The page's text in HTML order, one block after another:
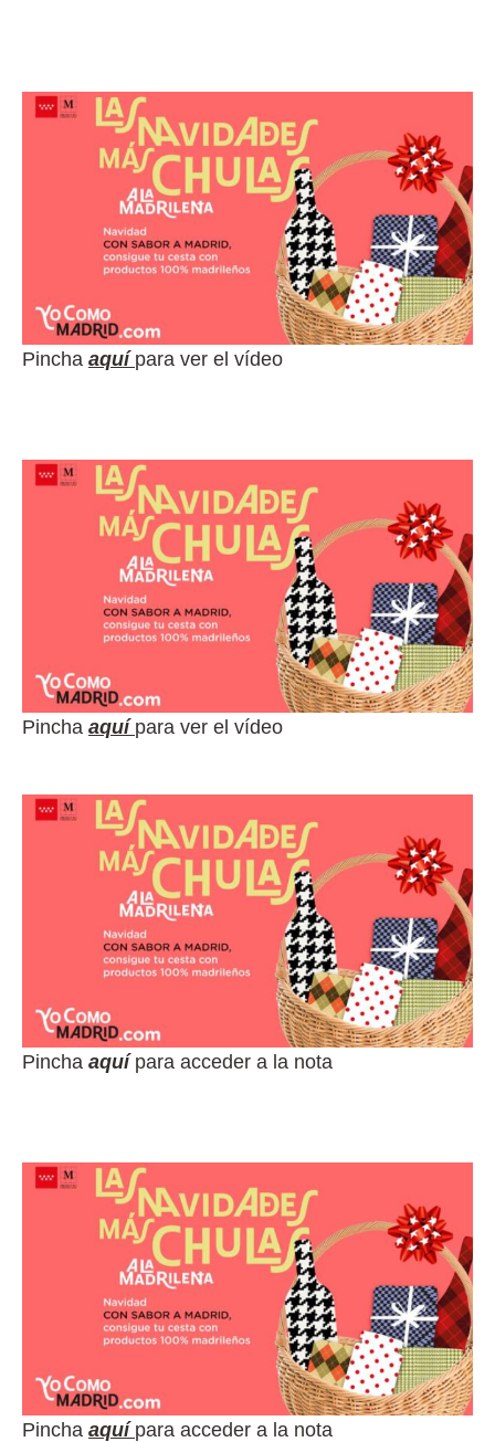
Pincha aquí para ver el vídeo
Pincha aquí para ver el vídeo
Pincha aquí para acceder a la nota
Pincha aquí para acceder a la nota